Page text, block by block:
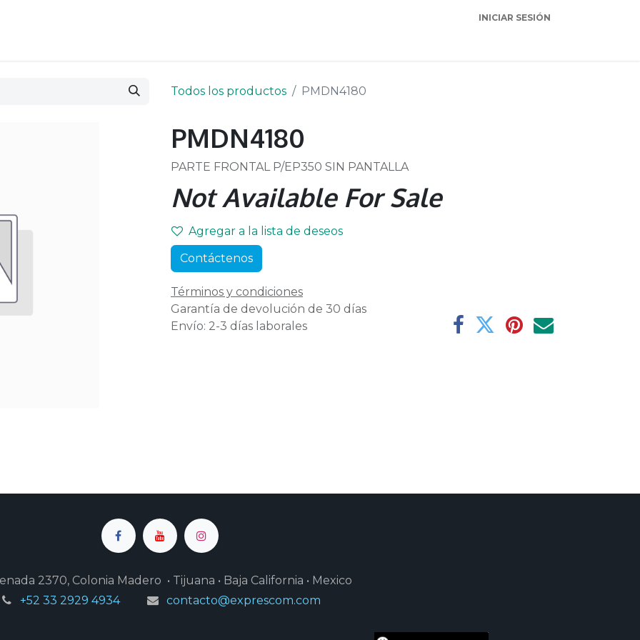
INICIAR SESIÓN
Todos los productos PMDN4180
PMDN4180
PARTE FRONTAL P/EP350 SIN PANTALLA
Not Available For Sale
Agregar a la lista de deseos
Contáctenos
Términos y condiciones
Garantía de devolución de 30 días
Envío: 2-3 días laborales
2370, Colonia Madero • Tijuana • Baja California • Mexico
+52 33 2929 4934
contacto@exprescom.com